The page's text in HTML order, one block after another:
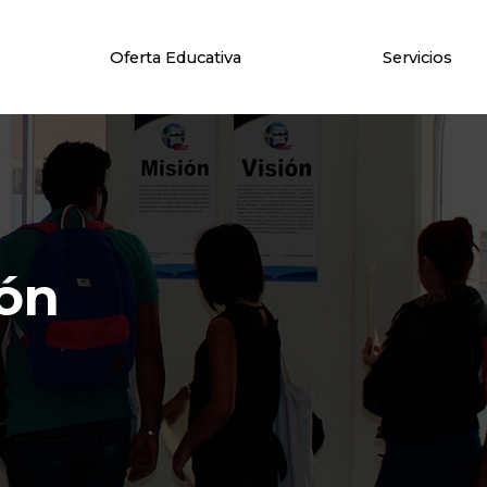
Oferta Educativa Servicios